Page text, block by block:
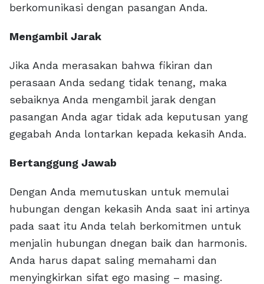
berkomunikasi dengan pasangan Anda.
Mengambil Jarak
Jika Anda merasakan bahwa fikiran dan
perasaan Anda sedang tidak tenang, maka
sebaiknya Anda mengambil jarak dengan
pasangan Anda agar tidak ada keputusan yang
gegabah Anda lontarkan kepada kekasih Anda.
Bertanggung Jawab
Dengan Anda memutuskan untuk memulai
hubungan dengan kekasih Anda saat ini artinya
pada saat itu Anda telah berkomitmen untuk
menjalin hubungan dnegan baik dan harmonis.
Anda harus dapat saling memahami dan
menyingkirkan sifat ego masing – masing.